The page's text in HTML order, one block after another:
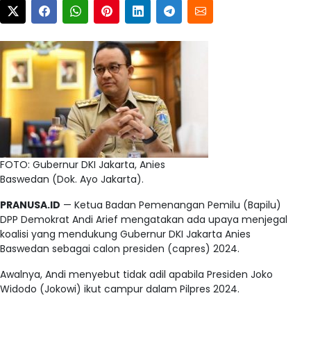
FOTO: Gubernur DKI Jakarta, Anies
Baswedan (Dok. Ayo Jakarta).
PRANUSA.ID — Ketua Badan Pemenangan Pemilu (Bapilu)
DPP Demokrat Andi Arief mengatakan ada upaya menjegal
koalisi yang mendukung Gubernur DKI Jakarta Anies
Baswedan sebagai calon presiden (capres) 2024.
Awalnya, Andi menyebut tidak adil apabila Presiden Joko
Widodo (Jokowi) ikut campur dalam Pilpres 2024.